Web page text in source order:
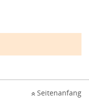
Seitenanfang